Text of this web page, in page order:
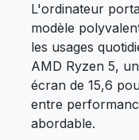
L'ordinateur
modèle
les usages
AMD Ryzen 5,
écran de 15,6
entre
abordable.